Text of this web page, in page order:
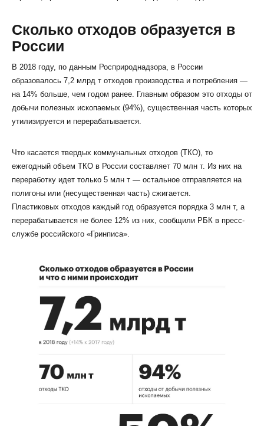
Сколько отходов образуется в
России
В 2018 году, по данным Росприроднадзора, в России
образовалось 7,2 млрд т отходов производства и потребления —
на 14% больше, чем годом ранее. Главным образом это отходы от
добычи полезных ископаемых (94%), существенная часть которых
утилизируется и перерабатывается.
Что касается твердых коммунальных отходов (ТКО), то
ежегодный объем ТКО в России составляет 70 млн т. Из них на
переработку идет только 5 млн т — остальное отправляется на
полигоны или (несущественная часть) сжигается.
Пластиковых отходов каждый год образуется порядка 3 млн т, а
перерабатывается не более 12% из них, сообщили РБК в пресс-
службе российского «Гринписа».